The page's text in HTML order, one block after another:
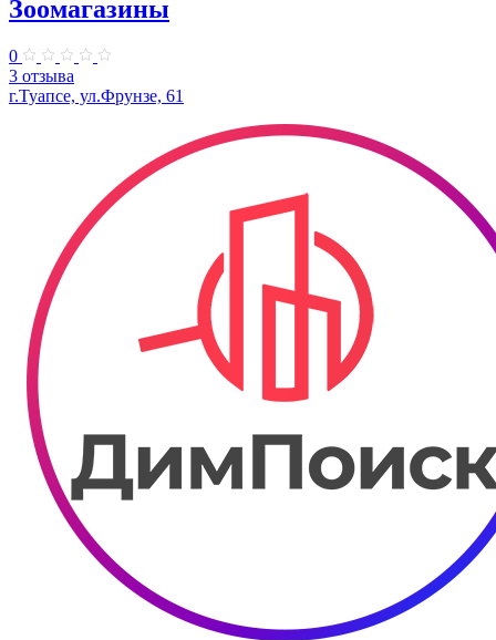
Зоомагазины
0
3 отзыва
г.Туапсе, ул.Фрунзе, 61